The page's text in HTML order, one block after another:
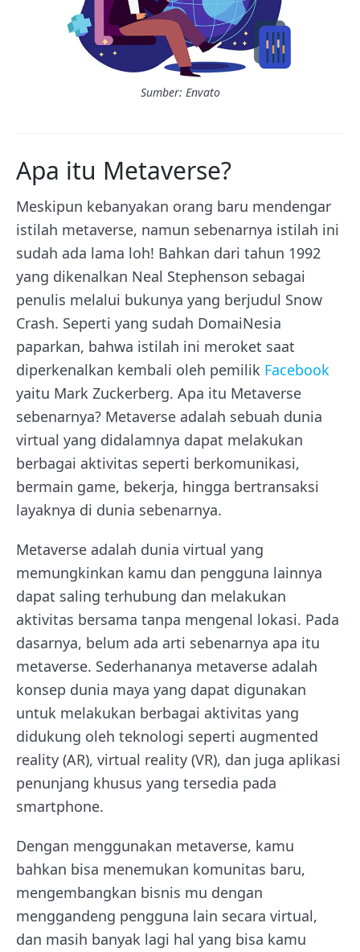
Sumber: Envato
Apa itu Metaverse?
Meskipun kebanyakan orang baru mendengar
istilah metaverse, namun sebenarnya istilah ini
sudah ada lama loh! Bahkan dari tahun 1992
yang dikenalkan Neal Stephenson sebagai
penulis melalui bukunya yang berjudul Snow
Crash. Seperti yang sudah DomaiNesia
paparkan, bahwa istilah ini meroket saat
diperkenalkan kembali oleh pemilik Facebook
yaitu Mark Zuckerberg. Apa itu Metaverse
sebenarnya? Metaverse adalah sebuah dunia
virtual yang didalamnya dapat melakukan
berbagai aktivitas seperti berkomunikasi,
bermain game, bekerja, hingga bertransaksi
layaknya di dunia sebenarnya.
Metaverse adalah dunia virtual yang
memungkinkan kamu dan pengguna lainnya
dapat saling terhubung dan melakukan
aktivitas bersama tanpa mengenal lokasi. Pada
dasarnya, belum ada arti sebenarnya apa itu
metaverse. Sederhananya metaverse adalah
konsep dunia maya yang dapat digunakan
untuk melakukan berbagai aktivitas yang
didukung oleh teknologi seperti augmented
reality (AR), virtual reality (VR), dan juga aplikasi
penunjang khusus yang tersedia pada
smartphone.
Dengan menggunakan metaverse, kamu
bahkan bisa menemukan komunitas baru,
mengembangkan bisnis mu dengan
menggandeng pengguna lain secara virtual,
dan masih banyak lagi hal yang bisa kamu